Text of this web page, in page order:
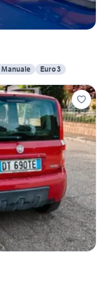
Manuale Euro 3